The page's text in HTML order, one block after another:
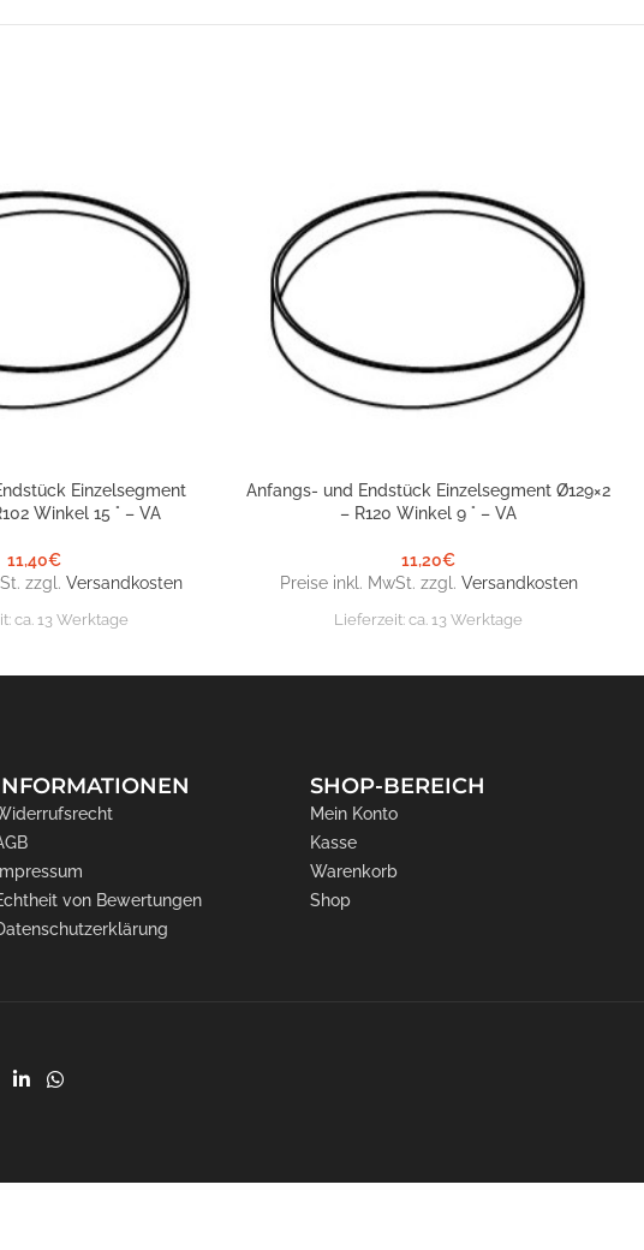
Einzelsegment
Winkel 15 ° – VA
11,40€
zzgl.Versandkosten
ca. 13 Werktage
IN DEN WARENKORB
Anfangs- und Endstück Einzelsegment Ø129×2
– R120 Winkel 9 ° – VA
11,20€
Preise inkl. MwSt. zzgl. Versandkosten
Lieferzeit:ca. 13 Werktage
von Bewertungen
SHOP-BEREICH
Mein Konto
Kasse
Warenkorb
Shop